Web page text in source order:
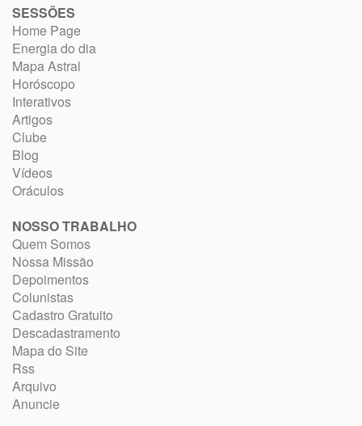
SESSÕES
Home Page
Energia do dia
Mapa Astral
Horóscopo
Interativos
Artigos
Clube
Blog
Vídeos
Oráculos
NOSSO TRABALHO
Quem Somos
Nossa Missão
Depoimentos
Colunistas
Cadastro Gratuito
Descadastramento
Mapa do Site
Rss
Arquivo
Anuncie